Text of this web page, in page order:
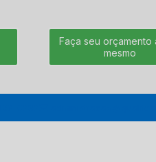
Faça seu orçamento
mesmo